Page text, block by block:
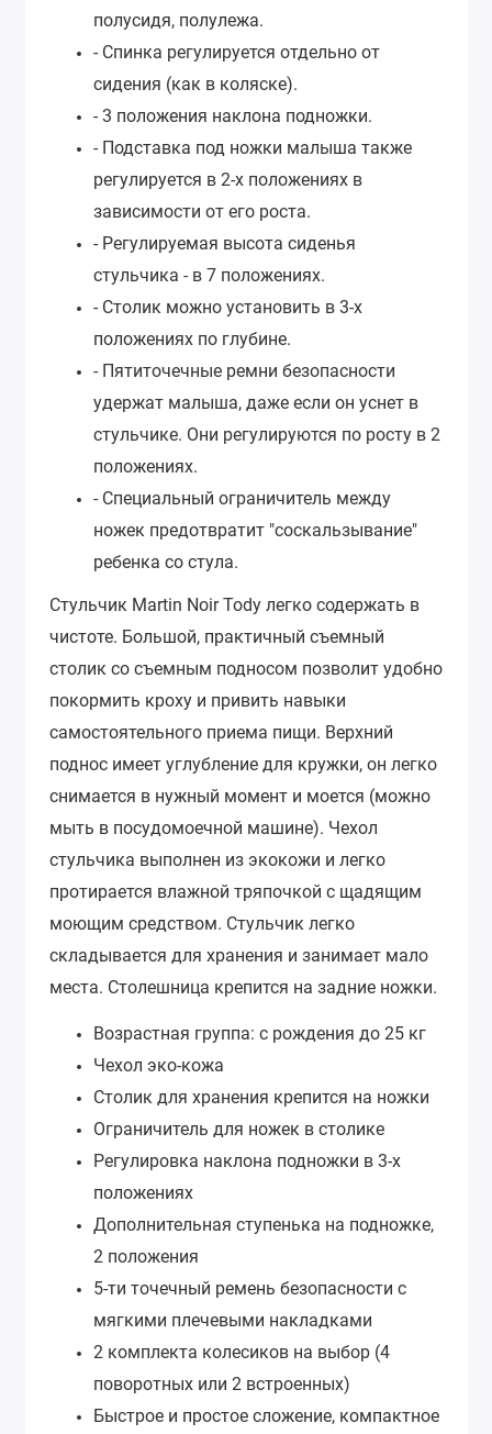
полусидя, полулежа.
- Спинка регулируется отдельно от
сидения (как в коляске).
- 3 положения наклона подножки.
- Подставка под ножки малыша также
регулируется в 2-х положениях в
зависимости от его роста.
- Регулируемая высота сиденья
стульчика - в 7 положениях.
- Столик можно установить в 3-х
положениях по глубине.
- Пятиточечные ремни безопасности
удержат малыша, даже если он уснет в
стульчике. Они регулируются по росту в 2
положениях.
- Специальный ограничитель между
ножек предотвратит "соскальзывание"
ребенка со стула.
Стульчик Martin Noir Tody легко содержать в
чистоте. Большой, практичный съемный
столик со съемным подносом позволит удобно
покормить кроху и привить навыки
самостоятельного приема пищи. Верхний
поднос имеет углубление для кружки, он легко
снимается в нужный момент и моется (можно
мыть в посудомоечной машине). Чехол
стульчика выполнен из экокожи и легко
протирается влажной тряпочкой с щадящим
моющим средством. Стульчик легко
складывается для хранения и занимает мало
места. Столешница крепится на задние ножки.
Возрастная группа: с рождения до 25 кг
Чехол эко-кожа
Столик для хранения крепится на ножки
Ограничитель для ножек в столике
Регулировка наклона подножки в 3-х
положениях
Дополнительная ступенька на подножке,
2 положения
5-ти точечный ремень безопасности с
мягкими плечевыми накладками
2 комплекта колесиков на выбор (4
поворотных или 2 встроенных)
Быстрое и простое сложение, компактное